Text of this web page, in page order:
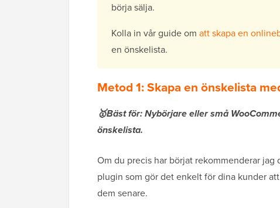
börja sälja.
Kolla in vår guide om att skapa en
en önskelista.
Metod 1: Skapa en önskelista
🥇Bäst för: Nybörjare eller små
önskelista.
Om du precis har börjat rekommenderar jag
plugin som gör det enkelt för dina kunder
dem senare.